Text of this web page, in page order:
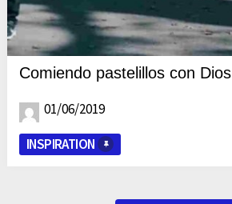
Comiendo pastelillos con Dios
01/06/2019
INSPIRATION